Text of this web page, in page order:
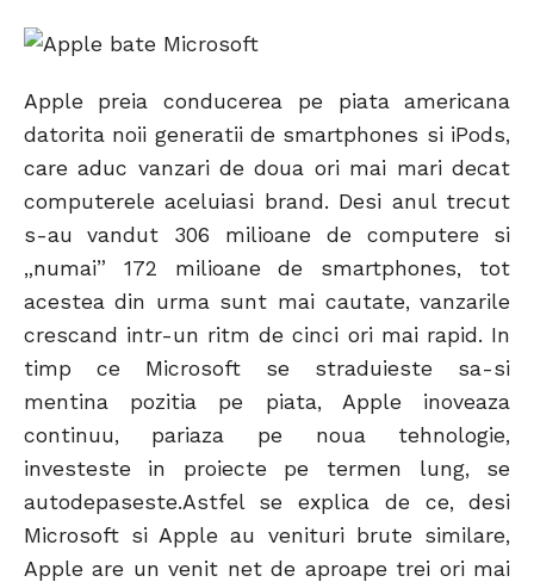
Apple preia conducerea pe piata americana
datorita noii generatii de smartphones si iPods,
care aduc vanzari de doua ori mai mari decat
computerele aceluiasi brand. Desi anul trecut
s-au vandut 306 milioane de computere si
„numai” 172 milioane de smartphones, tot
acestea din urma sunt mai cautate, vanzarile
crescand intr-un ritm de cinci ori mai rapid. In
timp ce Microsoft se straduieste sa-si
mentina pozitia pe piata, Apple inoveaza
continuu, pariaza pe noua tehnologie,
investeste in proiecte pe termen lung, se
autodepaseste.Astfel se explica de ce, desi
Microsoft si Apple au venituri brute similare,
Apple are un venit net de aproape trei ori mai